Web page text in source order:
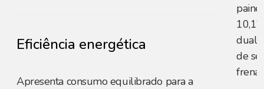
Eficiência energética
Apresenta consumo equilibrado para a
dual-
de